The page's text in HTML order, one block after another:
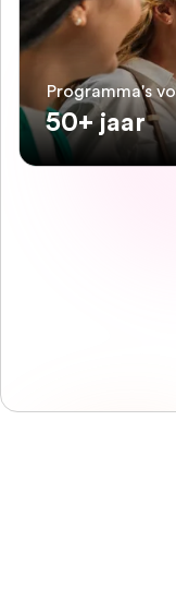
Programma's
50+ jaar